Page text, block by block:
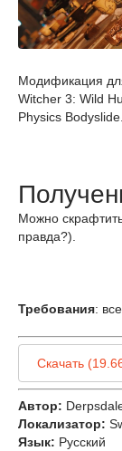
Модификация
Witcher 3: Wild
Physics Bodyslide.
Можно
правда?).
Требования:
Скачать
Автор:
Локализатор:
Язык: Русский